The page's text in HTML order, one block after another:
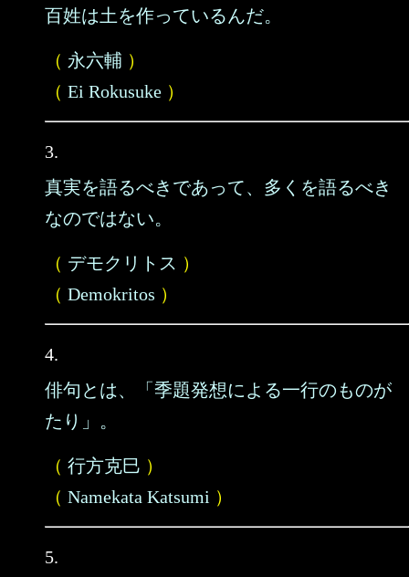
百姓は土を作っているんだ。
（ 永六輔 ）
（ Ei Rokusuke ）
3.
真実を語るべきであって、多くを語るべき
なのではない。
（ デモクリトス ）
（ Demokritos ）
4.
俳句とは、「季題発想による一行のものが
たり」。
（ 行方克巳 ）
（ Namekata Katsumi ）
5.